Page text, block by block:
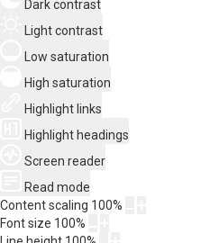
Dark contrast
Light contrast
Low saturation
High saturation
Highlight links
Highlight headings
Screen reader
Read mode
Content scaling 100%
Font size 100%